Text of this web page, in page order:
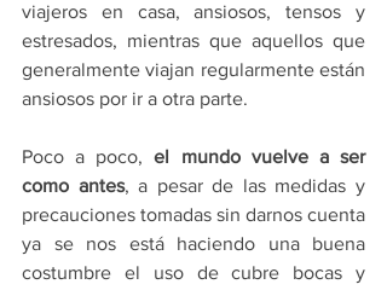
viajeros en casa, ansiosos, tensos y
estresados, mientras que aquellos que
generalmente viajan regularmente están
ansiosos por ir a otra parte.
Poco a poco, el mundo vuelve a ser
como antes, a pesar de las medidas y
precauciones tomadas sin darnos cuenta
ya se nos está haciendo una buena
costumbre el uso de cubre bocas y